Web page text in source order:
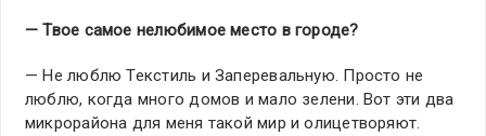
— Твое самое нелюбимое место в городе?
— Не люблю Текстиль и Заперевальную. Просто не
люблю, когда много домов и мало зелени. Вот эти два
микрорайона для меня такой мир и олицетворяют.